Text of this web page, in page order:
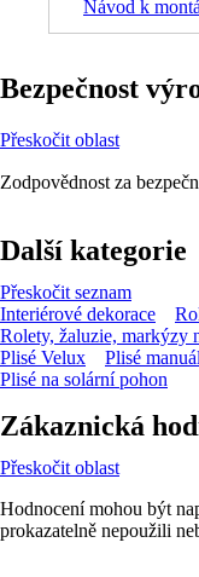
Návod k
Bezpečnost
Přeskočit oblast
Zodpovědnost za
Další kategorie
Přeskočit seznam
Interiérové dekorace
Rolety, žaluzie, markýzy
Plisé Velux
Plisé
Plisé na solární pohon
Zákaznická
Přeskočit oblast
Hodnocení mohou být
prokazatelně nepoužili